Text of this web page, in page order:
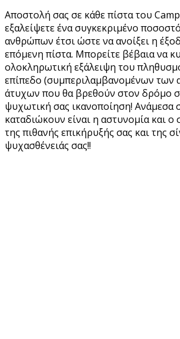
Αποστολή σας σε κάθε πίστα του
εξαλείψετε ένα συγκεκριμένο
ανθρώπων έτσι ώστε να ανοίξει η
επόμενη πίστα. Μπορείτε βέβαια να
ολοκληρωτική εξάλειψη του
επίπεδο (συμπεριλαμβανομένων
άτυχων που θα βρεθούν στον δρόμο
ψυχωτική σας ικανοποίηση! Ανάμεσα
καταδιώκουν είναι η αστυνομία και ο
της πιθανής επικήρυξής σας και της
ψυχασθένειάς σας!!